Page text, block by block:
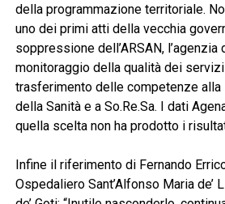
della programmazione territoriale.
uno dei primi atti della vecchia
soppressione dell’ARSAN, l’agenzia
monitoraggio della qualità dei
trasferimento delle competenze alla
della Sanità e a So.Re.Sa. I dati
quella scelta non ha prodotto i
Infine il riferimento di Fernando
Ospedaliero Sant’Alfonso Maria de’